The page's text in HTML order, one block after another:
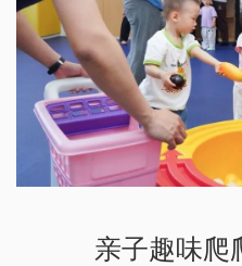
亲子趣味爬